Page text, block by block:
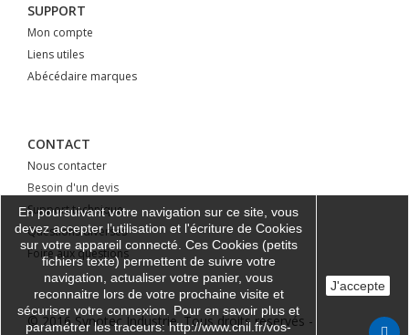
SUPPORT
Mon compte
Liens utiles
Abécédaire marques
CONTACT
Nous contacter
Besoin d'un devis
Support technique
Questions diverses
Foire aux questions
© 2016 Synotec Industrie. Tous droits réservés -
En poursuivant votre navigation sur ce site, vous
devez accepter l’utilisation et l'écriture de Cookies
sur votre appareil connecté. Ces Cookies (petits
fichiers texte) permettent de suivre votre
navigation, actualiser votre panier, vous
reconnaitre lors de votre prochaine visite et
sécuriser votre connexion. Pour en savoir plus et
paramétrer les traceurs: http://www.cnil.fr/vos-
J'accepte